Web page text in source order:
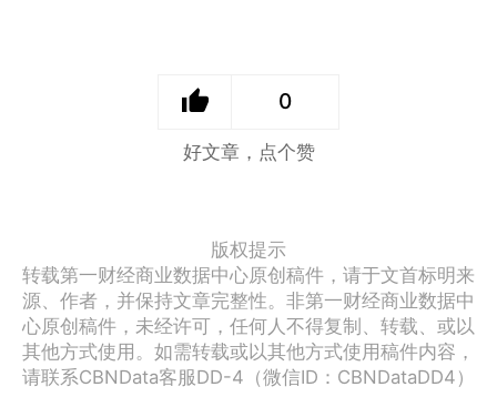
0
好文章，点个赞
版权提示
转载第一财经商业数据中心原创稿件，请于文首标明来
源、作者，并保持文章完整性。非第一财经商业数据中
心原创稿件，未经许可，任何人不得复制、转载、或以
其他方式使用。如需转载或以其他方式使用稿件内容，
请联系CBNData客服DD-4（微信ID：CBNDataDD4）